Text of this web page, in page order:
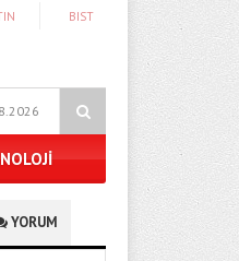
BIST
Dönüştürüyor
YORUM